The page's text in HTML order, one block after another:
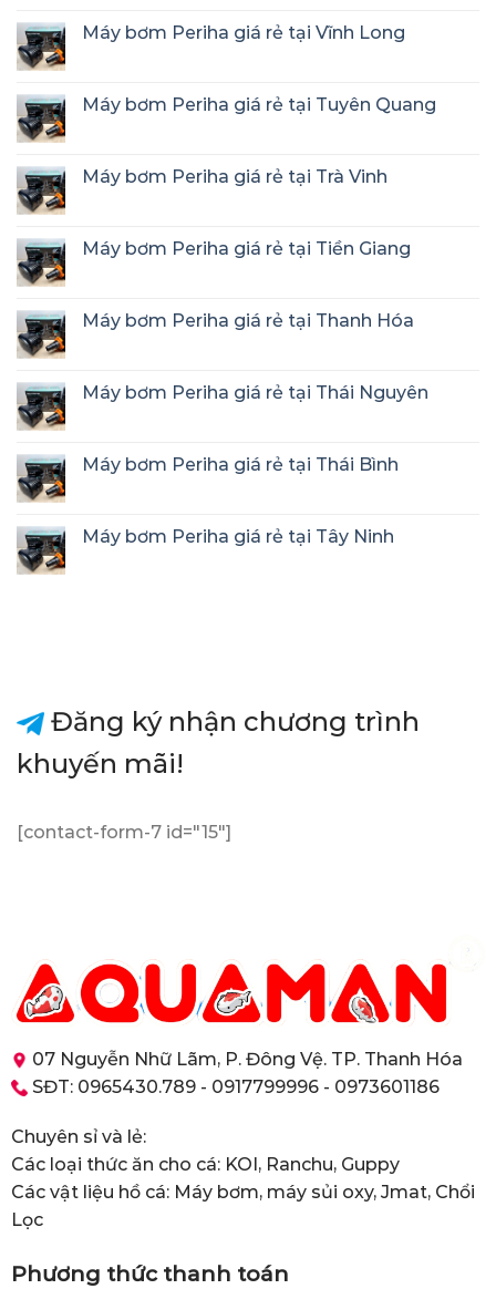
Máy bơm Periha giá rẻ tại Vĩnh Long
Máy bơm Periha giá rẻ tại Tuyên Quang
Máy bơm Periha giá rẻ tại Trà Vinh
Máy bơm Periha giá rẻ tại Tiền Giang
Máy bơm Periha giá rẻ tại Thanh Hóa
Máy bơm Periha giá rẻ tại Thái Nguyên
Máy bơm Periha giá rẻ tại Thái Bình
Máy bơm Periha giá rẻ tại Tây Ninh
Đăng ký nhận chương trình
khuyến mãi!
[contact-form-7 id="15"]
07 Nguyễn Nhữ Lãm, P. Đông Vệ. TP. Thanh Hóa
SĐT: 0965430.789 - 0917799996 - 0973601186
Chuyên sỉ và lẻ:
Các loại thức ăn cho cá: KOI, Ranchu, Guppy
Các vật liệu hồ cá: Máy bơm, máy sủi oxy, Jmat, Chổi
Lọc
Phương thức thanh toán